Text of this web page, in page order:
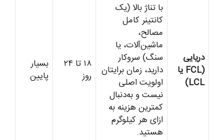
دریایی
(FCL یا
LCL)
با تناژ بالا (یک
کانتینر کامل
مصالح،
ماشین‌آلات، یا
سنگ) سروکار
دارید، زمان برایتان
اولویت اصلی
نیست و به‌دنبال
کمترین هزینه به
ازای هر کیلوگرم
هستید.
۱۸ تا ۲۴
روز
بسیار
پایین